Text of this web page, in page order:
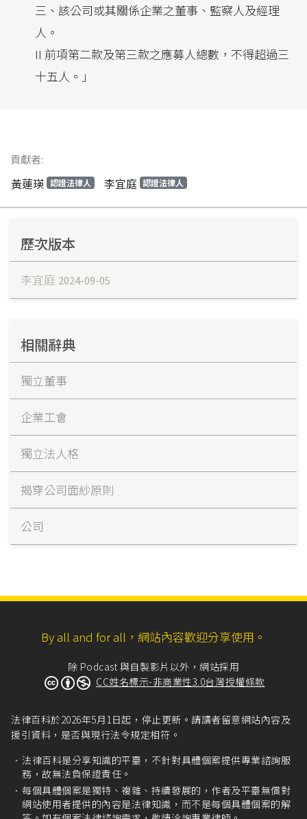
三、該公司或其關係企業之董事、監察人及經理
人。
II 前項第二款及第三款之應募人總數，不得超過三
十五人。」
貢獻者:
黃蓮瑛 認證法律人 李宜庭 認證法律人
歷次版本
李宜庭 2024-09-05
相關辭典
獨立董事
企業工會
獨立法人格
揭穿公司面紗原則
公司
By all and for all，網站內容歡迎分享使用。
除 Podcast 與自製影片以外，網站採用
CC姓名標示-非商業性3.0台灣授權條款
法律百科於2026年5月1日起，停止更新。請讀者留意網站內容及
援引資料，是否與現行法令規定相符。
法律百科是分享知識的平臺，不針對具體個案提供專業諮詢服
務，故無法負保證責任。
每個具體個案是獨特、複雜、持續發展的，作者及平臺無償對
網站使用者提供的內容是法律知識，而不是每個具體個案的解